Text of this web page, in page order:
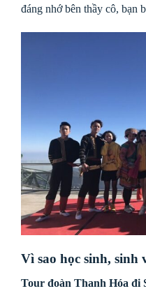
đáng nhớ bên thầy cô, bạn
Vì sao học sinh, sinh
Tour đoàn Thanh Hóa đi